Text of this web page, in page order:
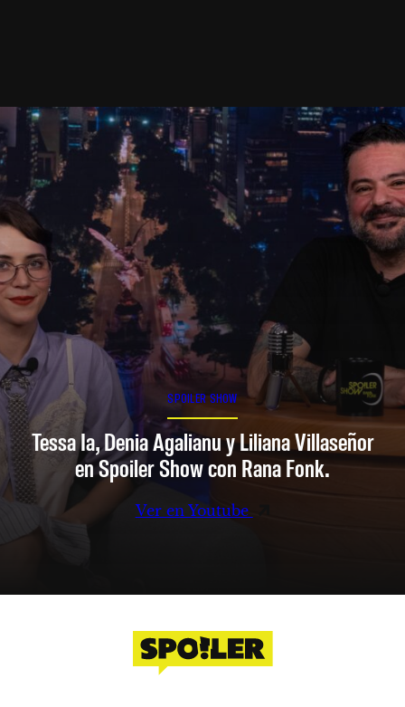
SPOILER SHOW
Tessa Ia, Denia Agalianu y Liliana Villaseñor
en Spoiler Show con Rana Fonk.
Ver en Youtube